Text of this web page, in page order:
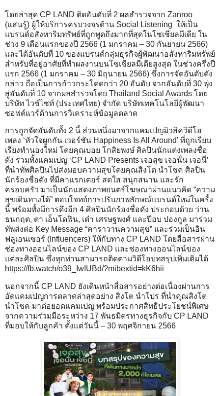
โดยล่าสุด CP LAND ติดอันดับที่ 2 ผลสำรวจจาก Zanroo
(แสนรู้) ผู้ให้บริการครบวงจรด้าน Social Listening ให้เป็น
แบรนด์อสังหาริมทรัพย์ที่ถูกพูดถึงมากที่สุดในโซเชียลมีเดีย ใน
ช่วง 9 เดือนแรกของปี 2566 (1 มกราคม – 30 กันยายน 2566)
และได้อันดับที่ 10 ของแบรนด์กลุ่มธุรกิจผู้พัฒนาอสังหาริมทรัพย์
สำหรับที่อยู่อาศัยที่ทำผลงานบนโซเชียลมีเดียสูงสุด ในช่วงครึ่งปี
แรก 2566 (1 มกราคม – 30 มิถุนายน 2566) ซึ่งการจัดอันดับดัง
กล่าว ถือเป็นการก้าวกระโดดกว่า 20 อันดับ จากอันดับที่ 30 พุ่ง
สู่อันดับที่ 10 จากผลสำรวจโดย Thailand Social Awards โดย
บริษัท ไวซ์ไซท์ (ประเทศไทย) จำกัด บริษัทเทคโนโลยีผู้พัฒนา
ซอฟต์แวร์ด้านการวิเคราะห์ข้อมูลตลาด
การถูกจัดอันดับทั้ง 2 นี้ ส่วนหนึ่งมาจากแคมเปญมิวสิควิดีโอ
เพลง ‘หัวใจผูกกัน เวอร์ชัน Happiness Is All Around’ ที่ถูกเรียบ
เรียงทำนองใหม่ โดยคุณบอย โกสิยพงษ์ ศิลปินนักแต่งเพลงชื่อ
ดัง รวมทั้งแคมเปญ ‘CP LAND Presents เจอสุข เจอนั่น เจอนี่’
ที่นำทัพศิลปินไปส่งมอบความสุขโดยคุณสิงโต นำโชค ศิลปิน
นักร้องชื่อดัง ที่มีคาแรกเตอร์ สดใส สนุกสนาน และรัก
ครอบครัว มาเป็นนักแสดงภาพยนตร์โฆษณาผ่านแนวคิด “ความ
สุขเดินทางได้” ตอบโจทย์การปรับภาพลักษณ์แบรนด์ใหม่ในครั้ง
นี้ พร้อมทั้งมีการดึงอีก 4 ศิลปินนักร้องชื่อดัง ประกอบด้วย ว่าน
ธนกฤต, ดา เอ็นโดฟิน, เต๋า เศรษฐพงศ์ และป๊อบ ปองกูล มาร่วม
ทัพส่งต่อ Key Message “คาราวานความสุข” และร่วมเป็นอิน
ฟลูเอนเซอร์ (Influencers) ให้กับทาง CP LAND โดยสื่อสารผ่าน
ช่องทางออนไลน์ของ CP LAND และช่องทางออนไลน์ของ
แต่ละศิลปิน ซึ่งทุกท่านสามารถติดตามวิดีโอบทสรุปเพิ่มเติมได้
https://fb.watch/o39_IwIUBd/?mibextid=kK6hii
นอกจากนี้ CP LAND ยังเดินหน้าสื่อสารอย่างต่อเนื่องผ่านการ
อัดแคมเปญการตลาดล่าสุดอย่าง สิงโต นำโปร ที่นำคุณสิงโต
นำโชค มาต่อยอดแคมเปญ พร้อมประกาศสิทธิประโยชน์พิเศษ
จากความร่วมมือระหว่าง 17 พันธมิตรทางธุรกิจกับ CP LAND
ที่มอบให้กับลูกค้า ตั้งแต่วันนี้ – 30 พฤศจิกายน 2566